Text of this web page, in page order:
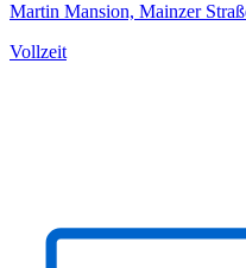
Martin Mansion, Mainzer
Vollzeit